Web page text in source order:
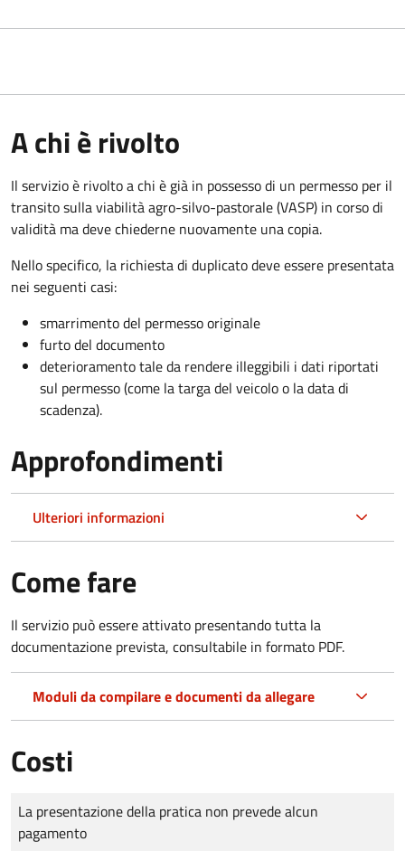
A chi è rivolto
Il servizio è rivolto a chi è già in possesso di un permesso per il
transito sulla viabilità agro-silvo-pastorale (VASP) in corso di
validità ma deve chiederne nuovamente una copia.
Nello specifico, la richiesta di duplicato deve essere presentata
nei seguenti casi:
smarrimento del permesso originale
furto del documento
deterioramento tale da rendere illeggibili i dati riportati
sul permesso (come la targa del veicolo o la data di
scadenza).
Approfondimenti
Ulteriori informazioni
Come fare
Il servizio può essere attivato presentando tutta la
documentazione prevista, consultabile in formato PDF.
Moduli da compilare e documenti da allegare
Costi
Tipo di pagamento
Importo
La presentazione della pratica non prevede alcun
pagamento